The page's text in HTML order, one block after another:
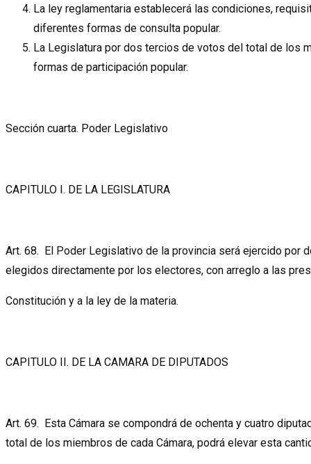
La ley reglamentaria establecerá las condiciones,
diferentes formas de consulta popular.
La Legislatura por dos tercios de votos del total de los
formas de participación popular.
Sección cuarta. Poder Legislativo
CAPITULO I. DE LA LEGISLATURA
Art. 68. El Poder Legislativo de la provincia será ejercido por
elegidos directamente por los electores, con arreglo a las
Constitución y a la ley de la materia.
CAPITULO II. DE LA CAMARA DE DIPUTADOS
Art. 69. Esta Cámara se compondrá de ochenta y cuatro
total de los miembros de cada Cámara, podrá elevar esta